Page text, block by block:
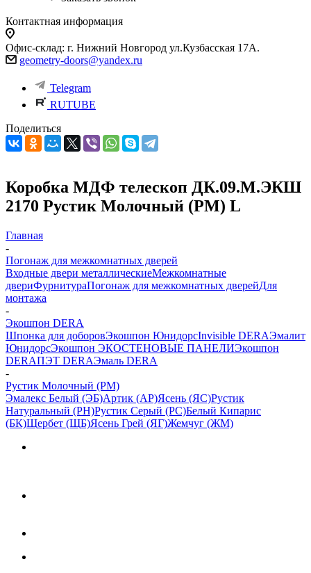
Контактная информация
Офис-склад: г. Нижний Новгород ул.Кузбасская 17А.
geometry-doors@yandex.ru
Telegram
RUTUBE
Поделиться
Коробка МДФ телескоп ДК.09.М.ЭКШ
2170 Рустик Молочный (РМ) L
Главная
-
Погонаж для межкомнатных дверей
Входные двери металлическиеМежкомнатные
двериФурнитураПогонаж для межкомнатных дверейДля
монтажа
-
Экошпон DERA
Шпонка для доборовЭкошпон ЮнидорсInvisible DERAЭмалит
ЮнидорсЭкошпон ЭКОСТЕНОВЫЕ ПАНЕЛИЭкошпон
DERAПЭТ DERAЭмаль DERA
-
Рустик Молочный (РМ)
Эмалекс Белый (ЭБ)Артик (АР)Ясень (ЯС)Рустик
Натуральный (РН)Рустик Серый (РС)Белый Кипарис
(БК)Щербет (ЩБ)Ясень Грей (ЯГ)Жемчуг (ЖМ)